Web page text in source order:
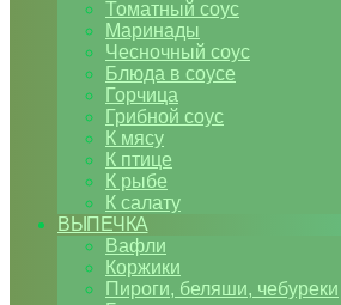
Томатный соус
Маринады
Чесночный соус
Блюда в соусе
Горчица
Грибной соус
К мясу
К птице
К рыбе
К салату
ВЫПЕЧКА
Вафли
Коржики
Пироги, беляши, чебуреки